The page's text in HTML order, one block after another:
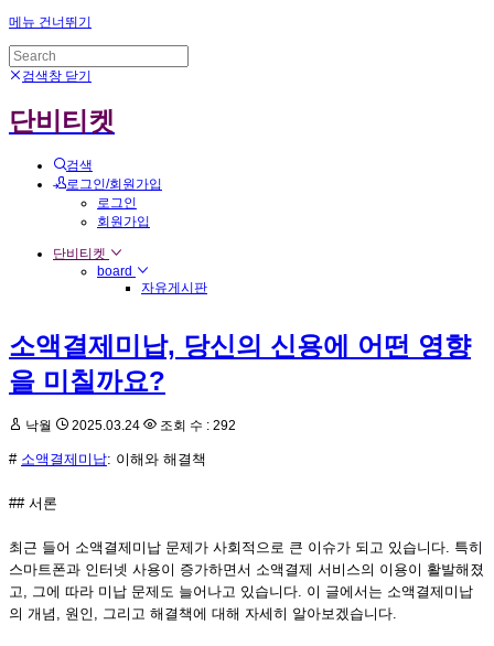
메뉴 건너뛰기
검색창 닫기
단비티켓
검색
로그인/회원가입
로그인
회원가입
단비티켓
board
자유게시판
소액결제미납, 당신의 신용에 어떤 영향
을 미칠까요?
낙월 2025.03.24 조회 수 : 292
# 소액결제미납: 이해와 해결책
## 서론
최근 들어 소액결제미납 문제가 사회적으로 큰 이슈가 되고 있습니다. 특히
스마트폰과 인터넷 사용이 증가하면서 소액결제 서비스의 이용이 활발해졌
고, 그에 따라 미납 문제도 늘어나고 있습니다. 이 글에서는 소액결제미납
의 개념, 원인, 그리고 해결책에 대해 자세히 알아보겠습니다.